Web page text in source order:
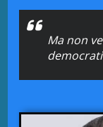
Ma non